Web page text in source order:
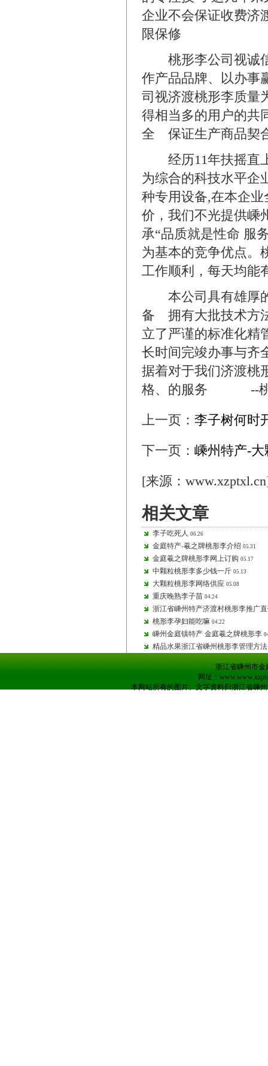
企业不会保证收费济
限保修
桃形李公司视诚信
作产品品牌、以办事
司视济渡桃形李质量
得相当多的用户的共
全 保证生产商品契
经历11年扶摇直上
为综合的科技水平企
种专用设备,在本企
价，我们不光提供嵊
承“品质就是性命 服
为基本的竞争优点。
工作顺利，每天均能
本公司具有雄厚的
备 拥有大批技术方
立了严谨的标准化精
长时间完竣办事与齐
据着对于我们济渡桃
格、的服务 --桃形
上一页： 李子树何时
下一页： 嵊州特产-
[来源：
相关文章
李子吃死人 06.26
金庭特产-羲之牌桃形李介绍 05.31
金庭羲之牌桃形李网上订购 05.17
中颗粒桃形李多少钱一斤 05.13
大颗粒桃形李网络供应 05.08
重庆晚熟李子苗 04.24
浙江省嵊州特产济渡村桃形李推广
桃形李孕妇能吃嘛 04.22
嵊州金庭镇特产 金庭羲之牌桃形李
精品水果浙江省嵊州桃形李管理方法
浙江省嵊州市金
网址：
本网站所有的图片、文字资料归浙江省嵊